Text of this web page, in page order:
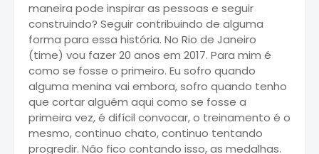
maneira pode inspirar as pessoas e seguir
construindo? Seguir contribuindo de alguma
forma para essa história. No Rio de Janeiro
(time) vou fazer 20 anos em 2017. Para mim é
como se fosse o primeiro. Eu sofro quando
alguma menina vai embora, sofro quando tenho
que cortar alguém aqui como se fosse a
primeira vez, é difícil convocar, o treinamento é o
mesmo, continuo chato, continuo tentando
progredir. Não fico contando isso, as medalhas.